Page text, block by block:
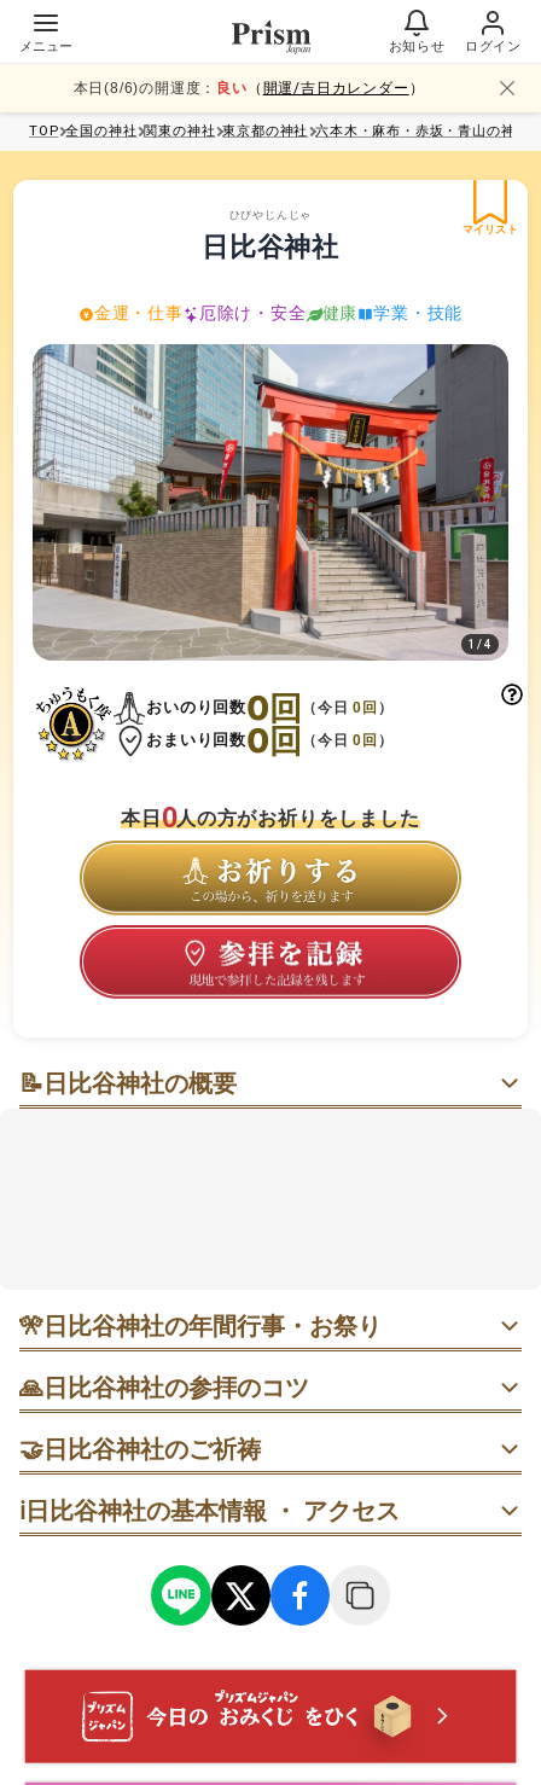
メニュー お知らせ ログイン
本日(8/6)の開運度： 良い （ 開運/吉日カレンダー ）
TOP 全国の神社 関東の神社 東京都の神社 六本木・麻布・赤坂・青山の神社
マイリスト
ひびやじんじゃ
日比谷神社
金運・仕事 厄除け・安全 健康 学業・技能
1/4
おいのり回数0回 （今日0回 ）
おまいり回数0回 （今日0回 ）
本日0人の方がお祈りをしました
📝 日比谷神社の概要
れしいところ。鳥居と高層ビルのコントラストを写真
に収める楽しみもあります。
🎌 日比谷神社の年間行事・お祭り
・ 1月1〜3日 元日祭｜三が日は初詣で混雑。参拝は朝か夕
方が比較的スムーズで、授与所の列は日中に伸びがち。落
ち着いて参拝したいなら1月4日以降がおすすめ。短時間で
済ませたい方は夕方の社務所終了前に到着を。
・ 5月第2金〜日 例大祭｜春の大祭。周辺からも人が集まり
賑わいますが、夕方〜夜はやや余裕が出るという声も。周
の案内あり。散策を合わせるなら日中の混雑を避けて。
🙏 日比谷神社の参拝のコツ
1. 鳥居→手水→拝殿の順で進む。手水は右手→左手→口→
柄杓の柄を清める流れで1分ほどでOK。
2. できれば朝の到着を。人が少なく、落ち着いて二拝二拍
3. 雨の日は静かに参拝しやすいので傘と滑りにくい靴を用
4. 写真は参拝後に短時間で。人の流れを待ってから鳥居正
面→斜めの順で2〜3枚だけに絞るとスムーズです。
🤝 日比谷神社のご祈祷
厄除祈祷
厄除祈祷。厄年や災いを遠ざけたい節目に、拝殿でのご祈
ろって昇殿して受ける方も多い内容です。
安産祈祷
お腹の赤ちゃんの健やかな成長と安産を願う祈祷。体調に
ℹ️ 日比谷神社の基本情報 ・ アクセス